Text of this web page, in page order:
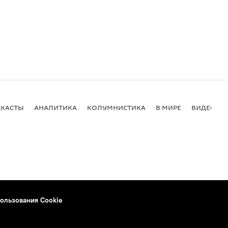
АНАЛИТИКА КОЛУМНИСТИКА В МИРЕ ВИДЕО
Cookie